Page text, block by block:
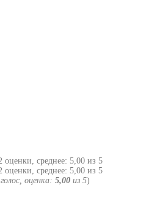
голос, оценка: 5,00 из 5)